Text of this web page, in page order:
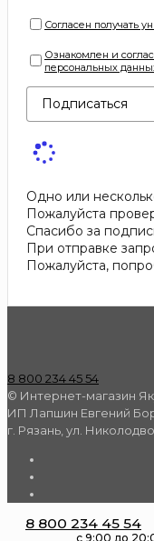
Согласен получать
Ознакомлен и
персональных
Подписаться
Одно или
Пожалуйста
Спасибо за
При отправке
Пожалуйста,
8 800 234 45 54
© Интернет-магазин
ИП Лапшин Евгений
г. Рязань, ул.
8 800 234 45 54